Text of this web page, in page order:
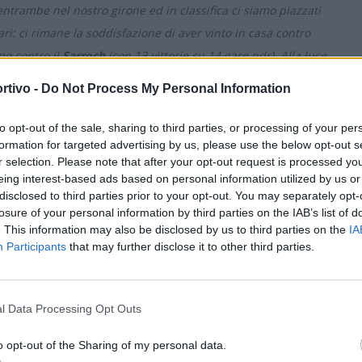
- Do Not Process My Personal Information
opt-out of the sale, sharing to third parties, or processing of your
for targeted advertising by us, please use the below opt-out
selection. Please note that after your opt-out request is processed
interest-based ads based on personal information utilized by us
to third parties prior to your opt-out. You may separately
of your personal information by third parties on the IAB’s list of
This information may also be disclosed by us to third parties on the
Participants that may further disclose it to other third parties.
Data Processing Opt Outs
opt-out of the Sharing of my personal data.
nel nostro girone ed in classifica ci siamo piazzati
ci rimane la soddisfazione di aver vinto in casa contro
contro ilSarroch(con 13 vittorie su 14 gare ndr). Alla luce
potesse essere valido: così abbiamo aggiunto alla
come
Matteo Pintor
la mia esperienza all'Azzurra. C'è stato poi l'arrivo di
Settimoe quindi conosceva già la categoria. I nuovi ci
ma non possiamo dimenticare tutto il lavoro fatto dai
a citare Apice, il capitano, eCao , il nostro "boss" dello
considerazione tutti i ragazzi che fanno parte del
di poter sottolineare il fatto che, nei due turni precedenti
Allievi. Abbiamo inoltre puntato forte sulla Juniores
Federico Del Falco,Francesco CanceddaeGabriele
realizzare 105 gol nella stagione regolare
gruppo composto da diversi elementi che hanno alle